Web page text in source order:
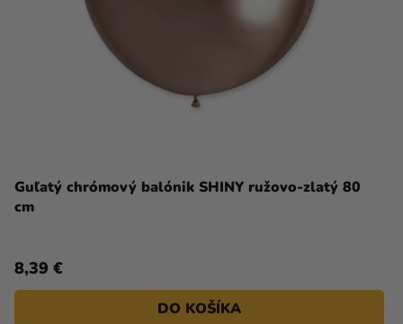
Guľatý chrómový balónik SHINY ružovo-zlatý 80
cm
8,39 €
DO KOŠÍKA